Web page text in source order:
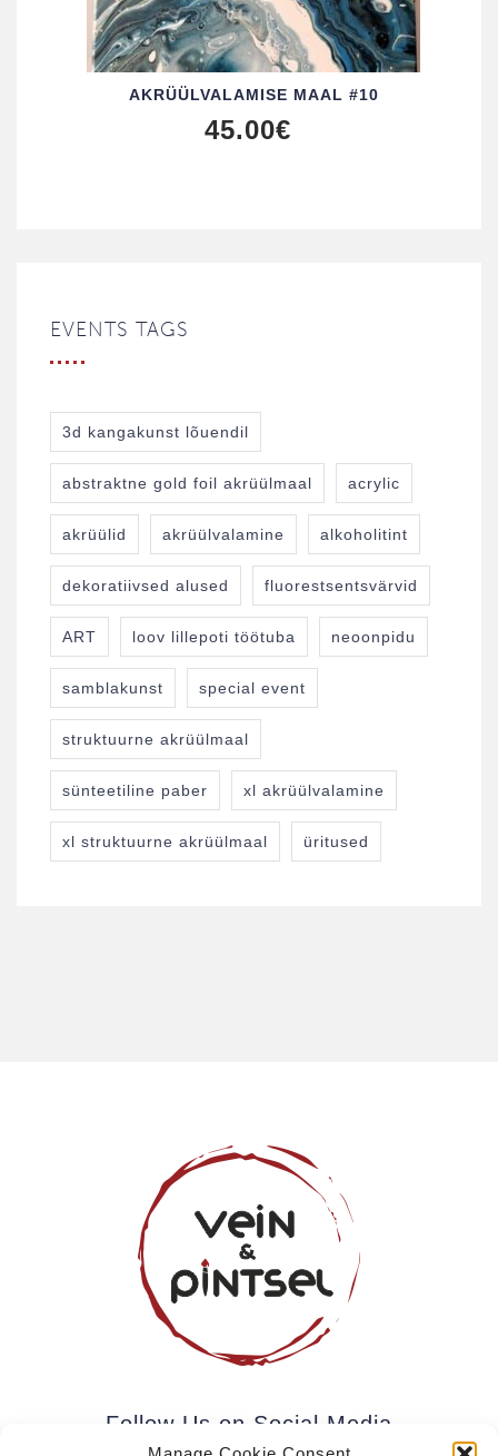
AKRÜÜL­VALAMISE MAAL #10
45.00€
EVENTS TAGS
3d kangakunst lõuendil
abstraktne gold foil akrüülmaal acrylic
akrüülid akrüülvalamine alkoholitint
dekoratiivsed alused fluorestsentsvärvid
ART loov lillepoti töötuba neoonpidu
samblakunst special event
struktuurne akrüülmaal
sünteetiline paber xl akrüülvalamine
xl struktuurne akrüülmaal üritused
Follow Us on Social Media